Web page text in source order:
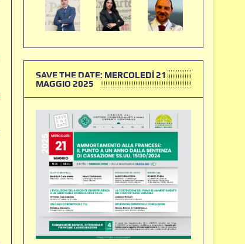
SAVE THE DATE: MERCOLEDÌ 21
MAGGIO 2025